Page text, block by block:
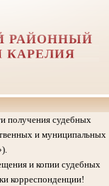
РАЙОННЫЙ
КАРЕЛИЯ
получения судебных
и муниципальных
и копии судебных
корреспонденции!